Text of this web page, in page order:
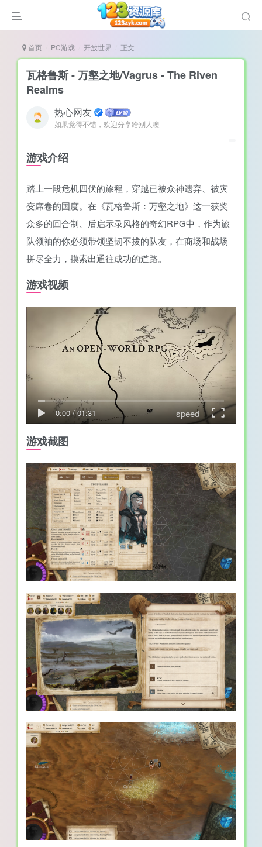
首页 PC游戏 开放世界 正文
瓦格鲁斯 - 万壑之地/Vagrus - The Riven
Realms
热心网友
如果觉得不错，欢迎分享给别人噢
游戏介绍
踏上一段危机四伏的旅程，穿越已被众神遗弃、被灾
变席卷的国度。在《瓦格鲁斯：万壑之地》这一获奖
众多的回合制、后启示录风格的奇幻RPG中，作为旅
队领袖的你必须带领坚韧不拔的队友，在商场和战场
拼尽全力，摸索出通往成功的道路。
游戏视频
0:00/01:31 speed
游戏截图